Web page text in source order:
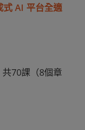
式 AI 平台全適
70課（8個章